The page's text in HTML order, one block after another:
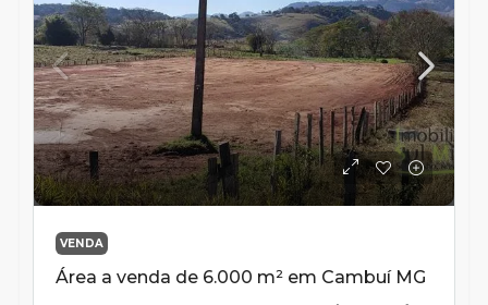
VENDA
Área a venda de 6.000 m² em Cambuí MG